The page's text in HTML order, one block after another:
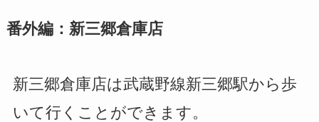
番外編：新三郷倉庫店
新三郷倉庫店は武蔵野線新三郷駅から歩
いて行くことができます。